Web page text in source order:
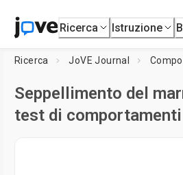
Ricerca Istruzione
Ricerca JoVE Journal
Seppellimento del
test di